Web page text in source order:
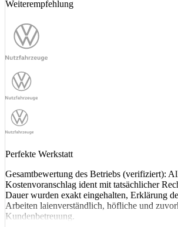
Weiterempfehlung
Perfekte Werkstatt
Gesamtbewertung des Betriebs (verifiziert):
Kostenvoranschlag ident mit tatsächlicher
Dauer wurden exakt eingehalten, Erklärung
Arbeiten laienverständlich, höfliche und
Kundenbetreuung.